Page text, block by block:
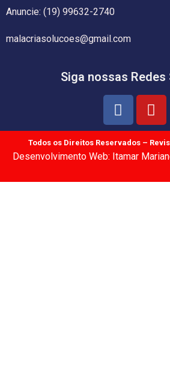
Anuncie: (19) 99632-2740
malacriasolucoes@gmail.com
Siga nossas Redes
Todos os Direitos Reservados –
Desenvolvimento Web: Itamar